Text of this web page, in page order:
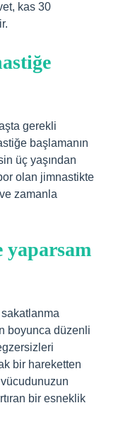
kas 30
gerekli
başlamanın
üç yaşından
olan jimnastikte
zamanla
yaparsam
boyunca düzenli
bir hareketten
bir esneklik